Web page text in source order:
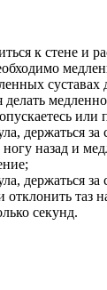
к стене и
суставах
или
держаться
назад и
держаться
таз
секунд.